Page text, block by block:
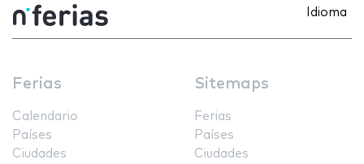
Idioma
Ferias
Calendario
Países
Ciudades
Sitemaps
Ferias
Países
Ciudades